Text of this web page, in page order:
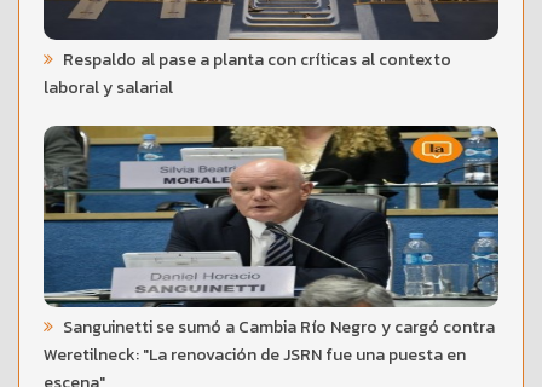
Respaldo al pase a planta con críticas al contexto
laboral y salarial
Sanguinetti se sumó a Cambia Río Negro y cargó contra
Weretilneck: "La renovación de JSRN fue una puesta en